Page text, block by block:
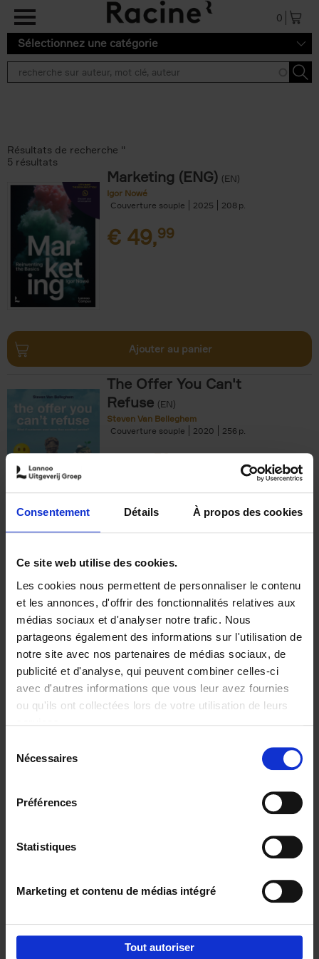
Consentement Détails À propos des cookies
Ce site web utilise des cookies.
Les cookies nous permettent de personnaliser le contenu
et les annonces, d'offrir des fonctionnalités relatives aux
médias sociaux et d'analyser notre trafic. Nous
partageons également des informations sur l'utilisation de
notre site avec nos partenaires de médias sociaux, de
publicité et d'analyse, qui peuvent combiner celles-ci
avec d'autres informations que vous leur avez fournies
ou qu'ils ont collectées lors de votre utilisation de leurs
Nécessaires
Préférences
Statistiques
Marketing et contenu de médias intégré
Tout autoriser
Aller au contenu principal
0
Sélectionnez une catégorie
Résultats de recherche ''
5 résultats
Marketing (ENG) (EN)
Igor Nowé
Couverture souple
2025 208
€ 49,99
Ajouter au panier
The Offer You Can't
Refuse (EN)
Steven Van Belleghem
Couverture souple
2020 256
€37,50
Building Bonds = Building
Business
Jochen Roef Jozefien De Feyter
Carolien Boom
Couverture souple
2025 200
€29,99
Digital marketing like a PRO -
completely revised edition (EN)